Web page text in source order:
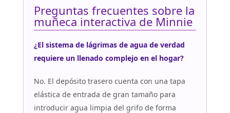
Preguntas frecuentes sobre la
muñeca interactiva de Minnie
¿El sistema de lágrimas de agua de verdad
requiere un llenado complejo en el hogar?
No. El depósito trasero cuenta con una tapa
elástica de entrada de gran tamaño para
introducir agua limpia del grifo de forma